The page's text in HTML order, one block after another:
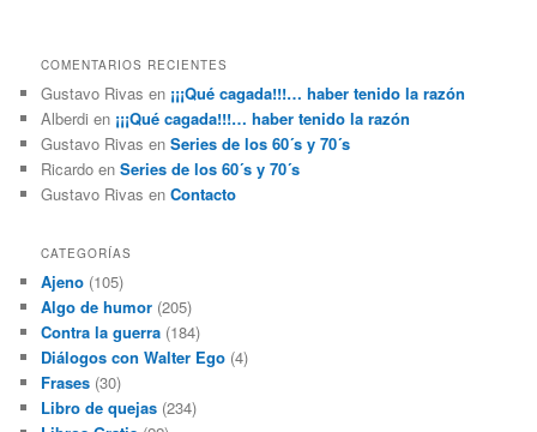
COMENTARIOS RECIENTES
Gustavo Rivas en ¡¡¡Qué cagada!!!… haber tenido la razón
Alberdi en ¡¡¡Qué cagada!!!… haber tenido la razón
Gustavo Rivas enSeries de los 60´s y 70´s
Ricardo enSeries de los 60´s y 70´s
Gustavo Rivas enContacto
CATEGORÍAS
Ajeno (105)
Algo de humor (205)
Contra la guerra (184)
Diálogos con Walter Ego (4)
Frases (30)
Libro de quejas (234)